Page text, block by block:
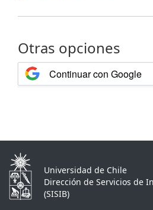
Otras opciones
Continuar con Google
Universidad de Chile
Dirección de Servicios de
(SISIB)